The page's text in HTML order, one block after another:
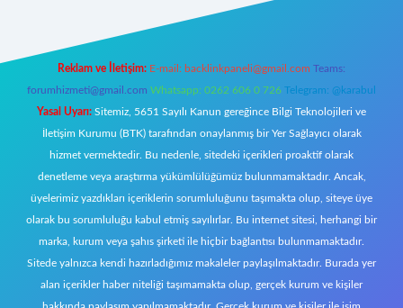
Reklam ve İletişim: E-mail: backlinkpaneli@gmail.com Teams:
forumhizmeti@gmail.com Whatsapp: 0262 606 0 726 Telegram: @karabul
Yasal Uyarı: Sitemiz, 5651 Sayılı Kanun gereğince Bilgi Teknolojileri ve
İletişim Kurumu (BTK) tarafından onaylanmış bir Yer Sağlayıcı olarak
hizmet vermektedir. Bu nedenle, sitedeki içerikleri proaktif olarak
denetleme veya araştırma yükümlülüğümüz bulunmamaktadır. Ancak,
üyelerimiz yazdıkları içeriklerin sorumluluğunu taşımakta olup, siteye üye
olarak bu sorumluluğu kabul etmiş sayılırlar. Bu internet sitesi, herhangi bir
marka, kurum veya şahıs şirketi ile hiçbir bağlantısı bulunmamaktadır.
Sitede yalnızca kendi hazırladığımız makaleler paylaşılmaktadır. Burada yer
alan içerikler haber niteliği taşımamakta olup, gerçek kurum ve kişiler